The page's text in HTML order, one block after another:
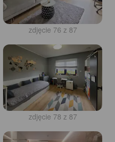
zdjęcie 76 z 87
zdjęcie 78 z 87